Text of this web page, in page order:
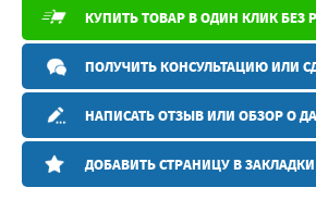
КУПИТЬ ТОВАР В ОДИН КЛИК БЕЗ
ПОЛУЧИТЬ КОНСУЛЬТАЦИЮ ИЛИ
НАПИСАТЬ ОТЗЫВ ИЛИ ОБЗОР О
ДОБАВИТЬ СТРАНИЦУ В